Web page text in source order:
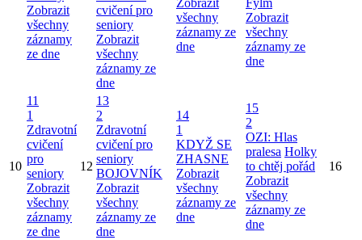
Zobrazit
všechny
záznamy
ze dne
cvičení pro
seniory
Zobrazit
všechny
záznamy ze
dne
Zobrazit
všechny
záznamy ze
dne
Fylm
Zobrazit
všechny
záznamy ze
dne
10
11
1
Zdravotní
cvičení
pro
seniory
Zobrazit
všechny
záznamy
ze dne
12
13
2
Zdravotní
cvičení pro
seniory
BOJOVNÍK
Zobrazit
všechny
záznamy ze
dne
14
1
KDYŽ SE
ZHASNE
Zobrazit
všechny
záznamy ze
dne
15
2
OZI: Hlas
pralesa Holky
to chtěj pořád
Zobrazit
všechny
záznamy ze
dne
16